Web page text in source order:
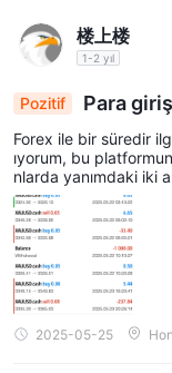
楼上楼
1-2 yıl
Pozitif Para
Forex ile bir süredir
ıyorum, bu
nlarda yanımdaki iki
2025-05-25